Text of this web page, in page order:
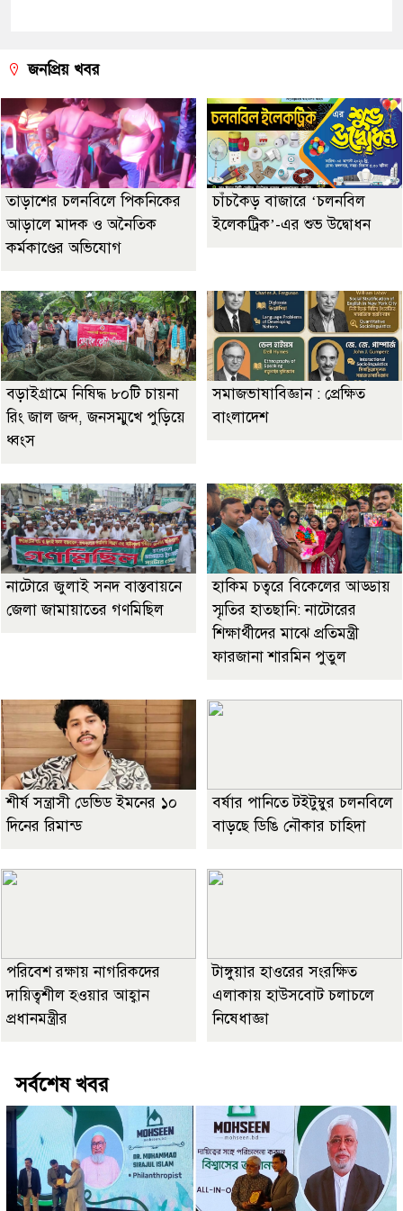
জনপ্রিয় খবর
তাড়াশের চলনবিলে পিকনিকের
আড়ালে মাদক ও অনৈতিক
কর্মকাণ্ডের অভিযোগ
চাঁচকৈড় বাজারে ‘চলনবিল
ইলেকট্রিক’-এর শুভ উদ্বোধন
বড়াইগ্রামে নিষিদ্ধ ৮০টি চায়না
রিং জাল জব্দ, জনসম্মুখে পুড়িয়ে
ধ্বংস
সমাজভাষাবিজ্ঞান : প্রেক্ষিত
বাংলাদেশ
নাটোরে জুলাই সনদ বাস্তবায়নে
জেলা জামায়াতের গণমিছিল
হাকিম চত্বরে বিকেলের আড্ডায়
স্মৃতির হাতছানি: নাটোরের
শিক্ষার্থীদের মাঝে প্রতিমন্ত্রী
ফারজানা শারমিন পুতুল
শীর্ষ সন্ত্রাসী ডেভিড ইমনের ১০
দিনের রিমান্ড
বর্ষার পানিতে টইটুম্বুর চলনবিলে
বাড়ছে ডিঙি নৌকার চাহিদা
পরিবেশ রক্ষায় নাগরিকদের
দায়িত্বশীল হওয়ার আহ্বান
প্রধানমন্ত্রীর
টাঙ্গুয়ার হাওরের সংরক্ষিত
এলাকায় হাউসবোট চলাচলে
নিষেধাজ্ঞা
সর্বশেষ খবর